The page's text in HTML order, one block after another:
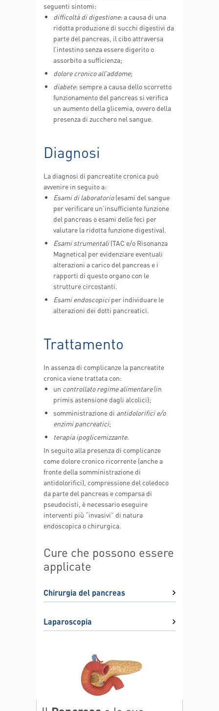
seguenti sintomi:
difficoltà di digestione: a causa di una
ridotta produzione di succhi digestivi da
parte del pancreas, il cibo attraversa
l’intestino senza essere digerito o
assorbito a sufficienza;
dolore cronico all’addome;
diabete: sempre a causa dello scorretto
funzionamento del pancreas si verifica
un aumento della glicemia, ovvero della
presenza di zucchero nel sangue.
Diagnosi
La diagnosi di pancreatite cronica può
avvenire in seguito a:
Esami di laboratorio(esami del sangue
per verificare un’insufficiente funzione
del pancreas o esami delle feci per
valutare la ridotta funzione digestiva).
Esami strumentali(TAC e/o Risonanza
Magnetica) per evidenziare eventuali
alterazioni a carico del pancreas e i
rapporti di questo organo con le
strutture circostanti.
Esami endoscopiciper individuare le
alterazioni dei dotti pancreatici.
Trattamento
In assenza di complicanze la pancreatite
cronica viene trattata con:
un controllato regime alimentare(in
primis astensione dagli alcolici);
somministrazione di antidolorifici e/o
enzimi pancreatici;
terapia ipoglicemizzante.
In seguito alla presenza di complicanze
come dolore cronico ricorrente (anche a
fronte della somministrazione di
antidolorifici), compressione del coledoco
da parte del pancreas e comparsa di
pseudocisti, è necessario eseguire
interventi più “invasivi” di natura
endoscopica o chirurgica.
Cure che possono essere
applicate
Chirurgia del pancreas
Laparoscopia